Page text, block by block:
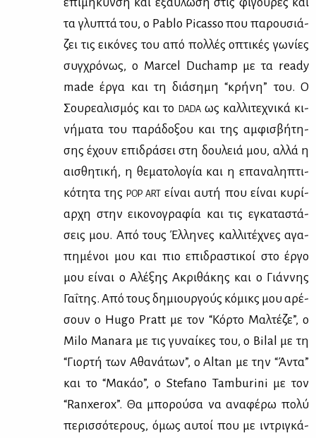
επι­μή­κυν­ση και εξα­ΰ­λω­ση στις φι­γού­ρες και
τα γλυ­πτά του, ο Pablo Picasso που πα­ρου­σιά­
ζει τις ει­κό­νες του από πολ­λές οπτι­κές γω­νί­ες
συγ­χρό­νως, ο Marcel Duchamp με τα ready
made έρ­γα και τη διά­ση­μη “κρή­νη” του. Ο
Σου­ρε­α­λι­σμός και το DADAως καλ­λι­τε­χνι­κά κι­
νή­μα­τα του πα­ρά­δο­ξου και της αμ­φι­σβή­τη­
σης έχουν επι­δρά­σει στη δου­λειά μου, αλ­λά η
αι­σθη­τι­κή, η θε­μα­το­λο­γία και η επα­να­λη­πτι­
κό­τη­τα της POP ARTεί­ναι αυ­τή που εί­ναι κυ­ρί­
αρ­χη στην ει­κο­νο­γρα­φία και τις εγκα­τα­στά­
σεις μου. Από τους Έλ­λη­νες καλ­λι­τέ­χνες αγα­
πη­μέ­νοι μου και πιο επι­δρα­στι­κοί στο έρ­γο
μου εί­ναι ο Αλέ­ξης Ακρι­θά­κης και ο Γιάν­νης
Γα­ΐ­της. Από τους δη­μιουρ­γούς κό­μικς μου αρέ­
σουν ο Hugo Pratt με τον “Κόρ­το Μαλ­τέ­ζε”, ο
Milo Manara με τις γυ­ναί­κες του, ο Bilal με τη
“Γιορ­τή των Αθα­νά­των”, ο Altan με την “Άντα”
και το “Μα­κάο”, ο Stefano Tamburini με τον
“Ranxerox”. Θα μπο­ρού­σα να ανα­φέ­ρω πο­λύ
πε­ρισ­σό­τε­ρους, όμως αυ­τοί που με ιντρι­γκά­